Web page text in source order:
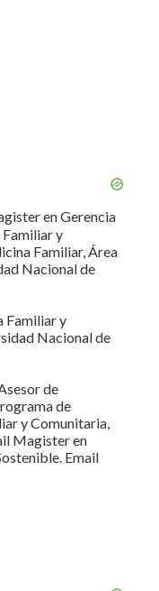
en Gerencia
Familiar y
Familiar, Área
Nacional de
Familiar y
Nacional de
de
de
y Comunitaria,
Magister en
Email